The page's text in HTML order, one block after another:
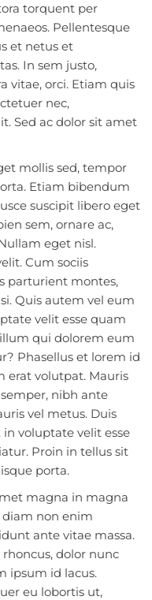
torquent per
Pellentesque
et netus et
In sem justo,
vitae, orci. Etiam quis
nec,
Sed ac dolor sit amet
mollis sed, tempor
Etiam bibendum
suscipit libero eget
sem, ornare ac,
eget nisl.
Cum sociis
parturient montes,
Quis autem vel eum
velit esse quam
qui dolorem eum
Phasellus et lorem id
erat volutpat. Mauris
nibh ante
vel metus. Duis
voluptate velit esse
Proin in tellus sit
porta.
magna in magna
diam non enim
ante vitae massa.
dolor nunc
ipsum id lacus.
eu lobortis ut,